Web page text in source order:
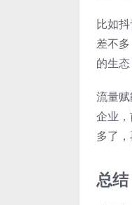
比如
差不
的生态
流量
企业
多了，
总结